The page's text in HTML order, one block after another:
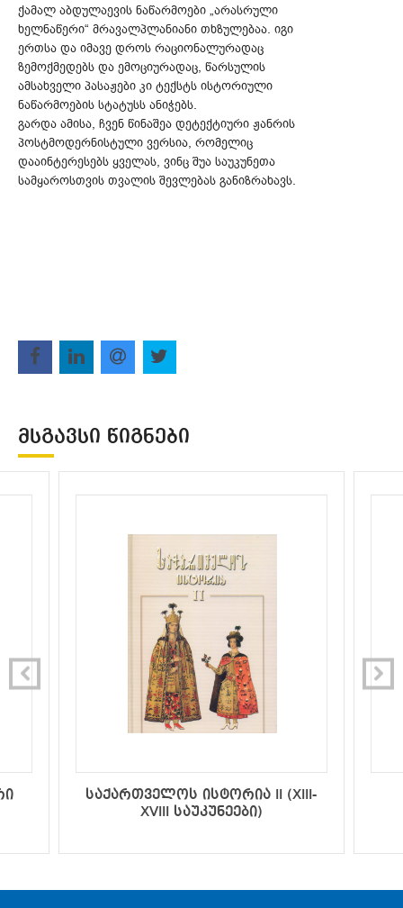
ქამალ აბდულაევის ნაწარმოები „არასრული
ხელნაწერი“ მრავალპლანიანი თხზულებაა. იგი
ერთსა და იმავე დროს რაციონალურადაც
ზემოქმედებს და ემოციურადაც, წარსულის
ამსახველი პასაჟები კი ტექსტს ისტორიული
ნაწარმოების სტატუსს ანიჭებს.
გარდა ამისა, ჩვენ წინაშეა დეტექტიური ჟანრის
პოსტმოდერნისტული ვერსია, რომელიც
დააინტერესებს ყველას, ვინც შუა საუკუნეთა
სამყაროსთვის თვალის შევლებას განიზრახავს.
ᲛᲡᲒᲐᲕᲡᲘ ᲬᲘᲒᲜᲔᲑᲘ
საქართველოს ისტორია II (XIII-
XVIII საუკუნეები)